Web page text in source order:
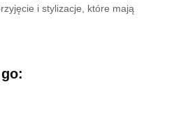
i stylizacje, które mają